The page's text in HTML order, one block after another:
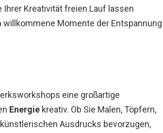
Kreativität freien Lauf lassen
willkommene Momente der Entspannung
eine großartige
Energie kreativ. Ob Sie Malen, Töpfern,
Ausdrucks bevorzugen,